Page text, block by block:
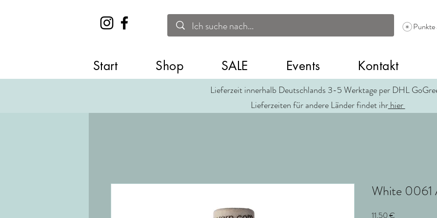
Punkte
Start Shop SALE Events Kontakt
Lieferzeit innerhalb Deutschlands 3-5 Werktage per DHL
Lieferzeiten für andere Länder findet ihrhier
White 0061
11,50 €